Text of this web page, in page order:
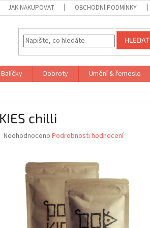
JAK NAKUPOVAT OBCHODNÍ PODMÍNKY
HLEDAT
Balíčky Dobroty Umění & řemeslo
chilli
Průměrné
hvězdiček.
Neohodnoceno Podrobnosti hodnocení